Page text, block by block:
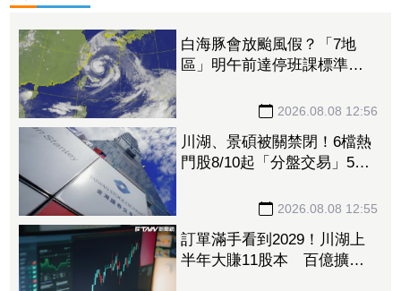
白海豚會放颱風假？「7地
區」明午前達停班課標準
2026.08.08 12:56
川湖、景碩被關禁閉！6檔熱
門股8/10起「分盤交易」57
2026.08.08 12:55
訂單滿手看到2029！川湖上
半年大賺11股本 百億擴產